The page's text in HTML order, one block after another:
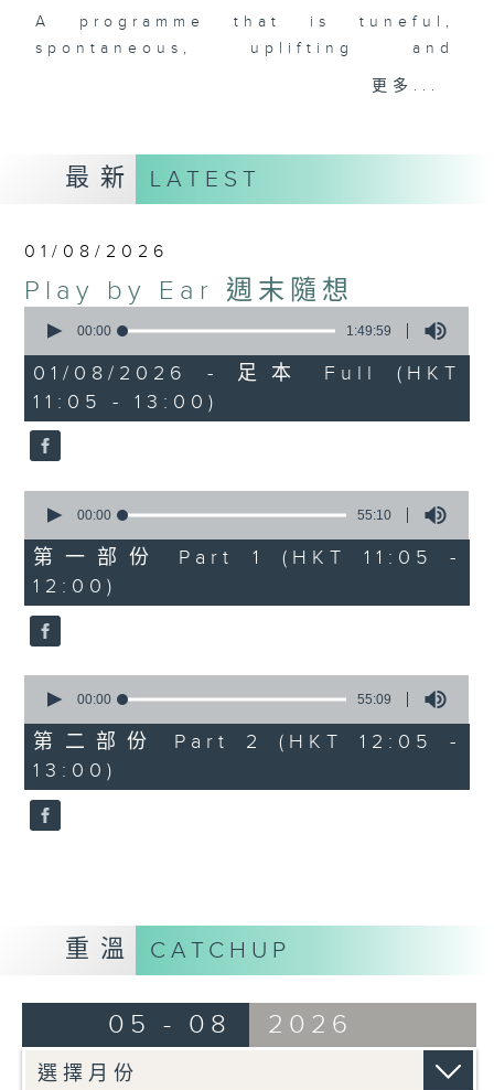
A programme that is tuneful,
spontaneous, uplifting and
inviting… what a wonderful way to
更多...
最新 LATEST
01/08/2026
Play by Ear 週末隨想
seconds
1
hour,
49
minutes,
59
seconds
00:00 1:49:59
01/08/2026 - 足本 Full (HKT
11:05 - 13:00)
seconds
55
minutes,
10
seconds
00:00 55:10
第一部份 Part 1 (HKT 11:05 -
12:00)
seconds
55
minutes,
9
seconds
00:00 55:09
第二部份 Part 2 (HKT 12:05 -
13:00)
重溫 CATCHUP
05 - 08 2026